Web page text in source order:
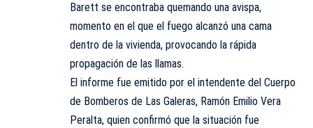
Barett se encontraba quemando una avispa,
momento en el que el fuego alcanzó una cama
dentro de la vivienda, provocando la rápida
propagación de las llamas.
El informe fue emitido por el intendente del Cuerpo
de Bomberos de Las Galeras, Ramón Emilio Vera
Peralta, quien confirmó que la situación fue